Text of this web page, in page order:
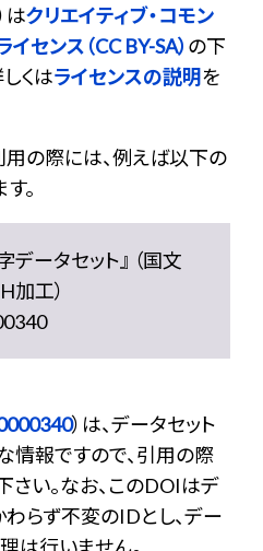
はクリエイティブ・コモン
センス（CC BY-SA） の下
くはライセンスの説明を
の際には、例えば以下の
。
データセット』 （国文
工）
）は、データセット
情報ですので、引用の際
い。なお、このDOIはデ
らず不変のIDとし、デー